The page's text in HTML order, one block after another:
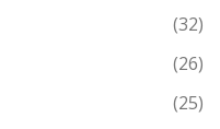
(32)
(26)
(25)